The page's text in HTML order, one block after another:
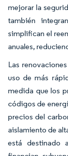
mejorar la
también
simplifican el
anuales,
Las
uso de más
medida que los
códigos de
precios del
aislamiento de
está destinado